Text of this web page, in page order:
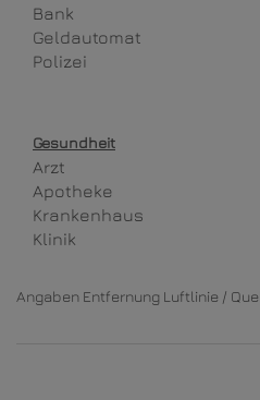
Bank
Geldautomat
Polizei
Gesundheit
Arzt
Apotheke
Krankenhaus
Klinik
Angaben Entfernung Luftlinie /